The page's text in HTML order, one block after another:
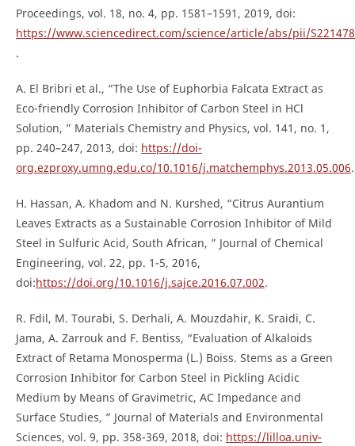
Proceedings, vol. 18, no. 4, pp. 1581–1591, 2019, doi:
https://www.sciencedirect.com/science/article/abs/pii/
.
A. El Bribri et al., “The Use of Euphorbia Falcata Extract as
Eco-friendly Corrosion Inhibitor of Carbon Steel in HCl
Solution, ” Materials Chemistry and Physics, vol. 141, no. 1,
pp. 240–247, 2013, doi: https://doi-
org.ezproxy.umng.edu.co/10.1016/j.matchemphys.2013.05.006.
H. Hassan, A. Khadom and N. Kurshed, “Citrus Aurantium
Leaves Extracts as a Sustainable Corrosion Inhibitor of Mild
Steel in Sulfuric Acid, South African, ” Journal of Chemical
Engineering, vol. 22, pp. 1-5, 2016,
doi:https://doi.org/10.1016/j.sajce.2016.07.002.
R. Fdil, M. Tourabi, S. Derhali, A. Mouzdahir, K. Sraidi, C.
Jama, A. Zarrouk and F. Bentiss, “Evaluation of Alkaloids
Extract of Retama Monosperma (L.) Boiss. Stems as a Green
Corrosion Inhibitor for Carbon Steel in Pickling Acidic
Medium by Means of Gravimetric, AC Impedance and
Surface Studies, ” Journal of Materials and Environmental
Sciences, vol. 9, pp. 358-369, 2018, doi: https://lilloa.univ-